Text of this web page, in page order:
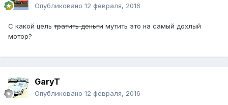
Опубликовано 12 февраля, 2016
С какой цель тратить деньги мутить это на самый дохлый
мотор?
GaryT
Опубликовано 12 февраля, 2016